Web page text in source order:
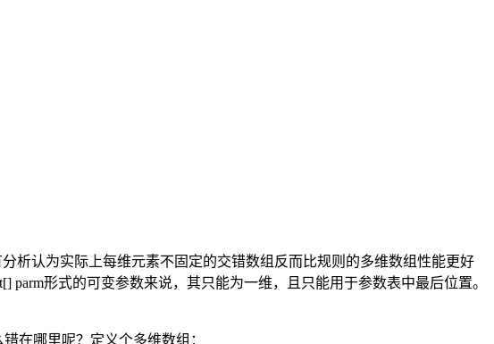
析认为实际上每维元素不固定的交错数组反而比规则的多维数组性能更好
parm形式的可变参数来说，其只能为一维，且只能用于参数表中最后位置。
在哪里呢？定义个多维数组：